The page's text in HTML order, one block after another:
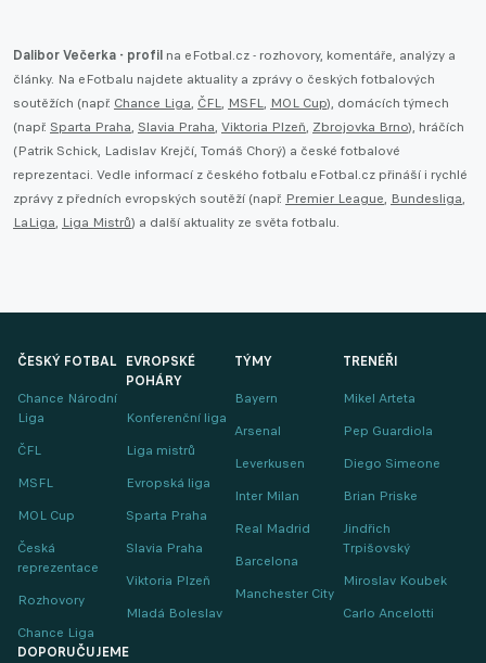
Dalibor Večerka - profil na eFotbal.cz - rozhovory, komentáře, analýzy a
články. Na eFotbalu najdete aktuality a zprávy o českých fotbalových
soutěžích (např. Chance Liga, ČFL, MSFL, MOL Cup), domácích týmech
(např. Sparta Praha, Slavia Praha, Viktoria Plzeň, Zbrojovka Brno), hráčích
(Patrik Schick, Ladislav Krejčí, Tomáš Chorý) a české fotbalové
reprezentaci. Vedle informací z českého fotbalu eFotbal.cz přináší i rychlé
zprávy z předních evropských soutěží (např. Premier League, Bundesliga,
LaLiga, Liga Mistrů) a další aktuality ze světa fotbalu.
ČESKÝ FOTBAL
Chance Národní
Liga
ČFL
MSFL
MOL Cup
Česká
reprezentace
Rozhovory
Chance Liga
EVROPSKÉ
POHÁRY
Konferenční liga
Liga mistrů
Evropská liga
Sparta Praha
Slavia Praha
Viktoria Plzeň
Mladá Boleslav
TÝMY
Bayern
Arsenal
Leverkusen
Inter Milan
Real Madrid
Barcelona
Manchester City
TRENÉŘI
Mikel Arteta
Pep Guardiola
Diego Simeone
Brian Priske
Jindřich
Trpišovský
Miroslav Koubek
Carlo Ancelotti
DOPORUČUJEME